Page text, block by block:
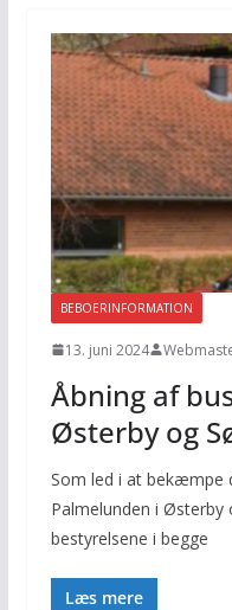
BEBOERINFORMATION
13. juni 2024
Åbning af
Østerby og
Som led i at bekæmpe
Palmelunden i Østerby
bestyrelsene i begge
Læs mere